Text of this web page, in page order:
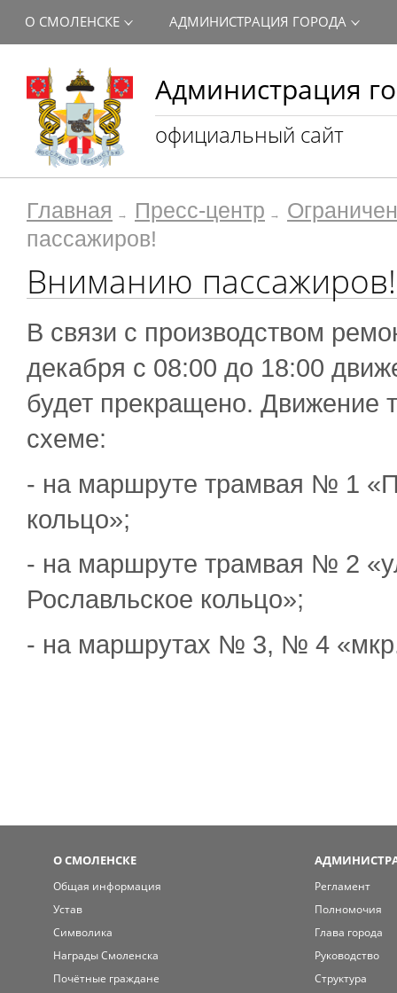
Администрация
официальный сайт
О СМОЛЕНСКЕ АДМИНИСТРАЦИЯ ГОРОДА
Главная Пресс-центр
пассажиров!
Вниманию пассажиров!
В связи с производством
декабря с 08:00 до 18:00
будет прекращено. Движение
схеме:
- на маршруте трамвая № 1
кольцо»;
- на маршруте трамвая № 2
Рославльское кольцо»;
- на маршрутах № 3, № 4 «мкр.
О СМОЛЕНСКЕ
Общая информация
Устав
Символика
Награды Смоленска
Почётные граждане
Регламент
Полномочия
Глава города
Руководство
Структура